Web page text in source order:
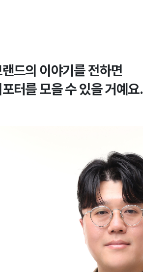
드의 이야기를 전하면
터를 모을 수 있을 거예요.